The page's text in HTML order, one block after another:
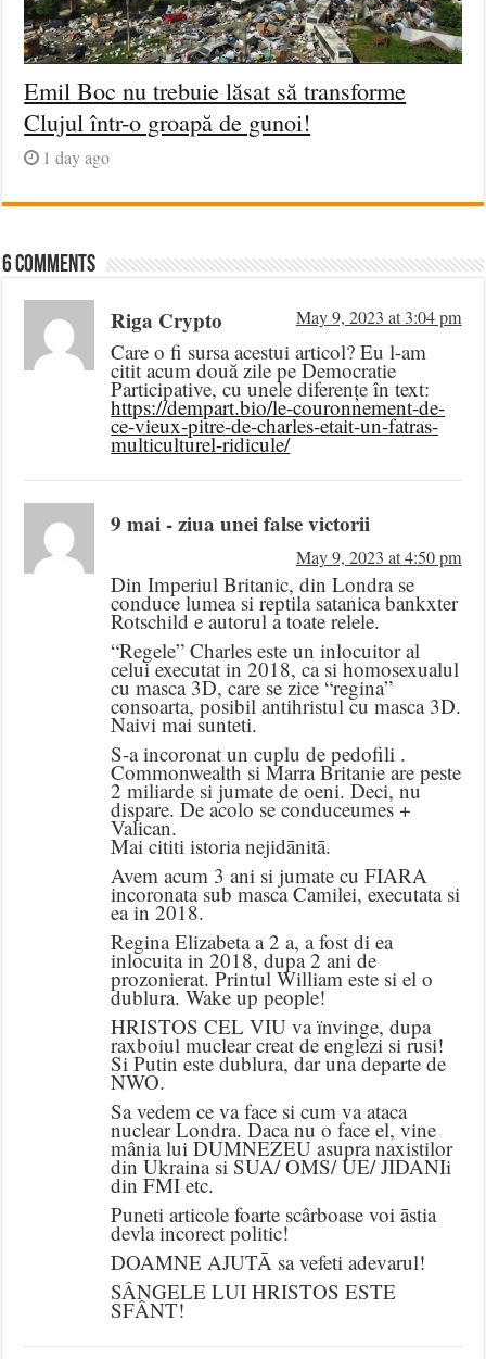
Emil Boc nu trebuie lăsat să transforme
Clujul într-o groapă de gunoi!
1 day ago
6 comments
Riga Crypto May 9, 2023 at 3:04 pm
Care o fi sursa acestui articol? Eu l-am
citit acum două zile pe Democratie
Participative, cu unele diferențe în text:
https://dempart.bio/le-couronnement-de-
ce-vieux-pitre-de-charles-etait-un-fatras-
multiculturel-ridicule/
9 mai - ziua unei false victorii
May 9, 2023 at 4:50 pm
Din Imperiul Britanic, din Londra se
conduce lumea si reptila satanica bankxter
Rotschild e autorul a toate relele.
“Regele” Charles este un inlocuitor al
celui executat in 2018, ca si homosexualul
cu masca 3D, care se zice “regina”
consoarta, posibil antihristul cu masca 3D.
Naivi mai sunteti.
S-a incoronat un cuplu de pedofili .
Commonwealth si Marra Britanie are peste
2 miliarde si jumate de oeni. Deci, nu
dispare. De acolo se conduceumes +
Valican.
Mai cititi istoria nejidānitā.
Avem acum 3 ani si jumate cu FIARA
incoronata sub masca Camilei, executata si
ea in 2018.
Regina Elizabeta a 2 a, a fost di ea
inlocuita in 2018, dupa 2 ani de
prozonierat. Printul William este si el o
dublura. Wake up people!
HRISTOS CEL VIU va ïnvinge, dupa
raxboiul muclear creat de englezi si rusi!
Si Putin este dublura, dar una departe de
NWO.
Sa vedem ce va face si cum va ataca
nuclear Londra. Daca nu o face el, vine
mânia lui DUMNEZEU asupra naxistilor
din Ukraina si SUA/ OMS/ UE/ JIDANIi
din FMI etc.
Puneti articole foarte scârboase voi āstia
devla incorect politic!
DOAMNE AJUTĀ sa vefeti adevarul!
SÂNGELE LUI HRISTOS ESTE
SFÂNT!